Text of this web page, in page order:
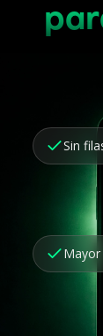
Sin
Mayor